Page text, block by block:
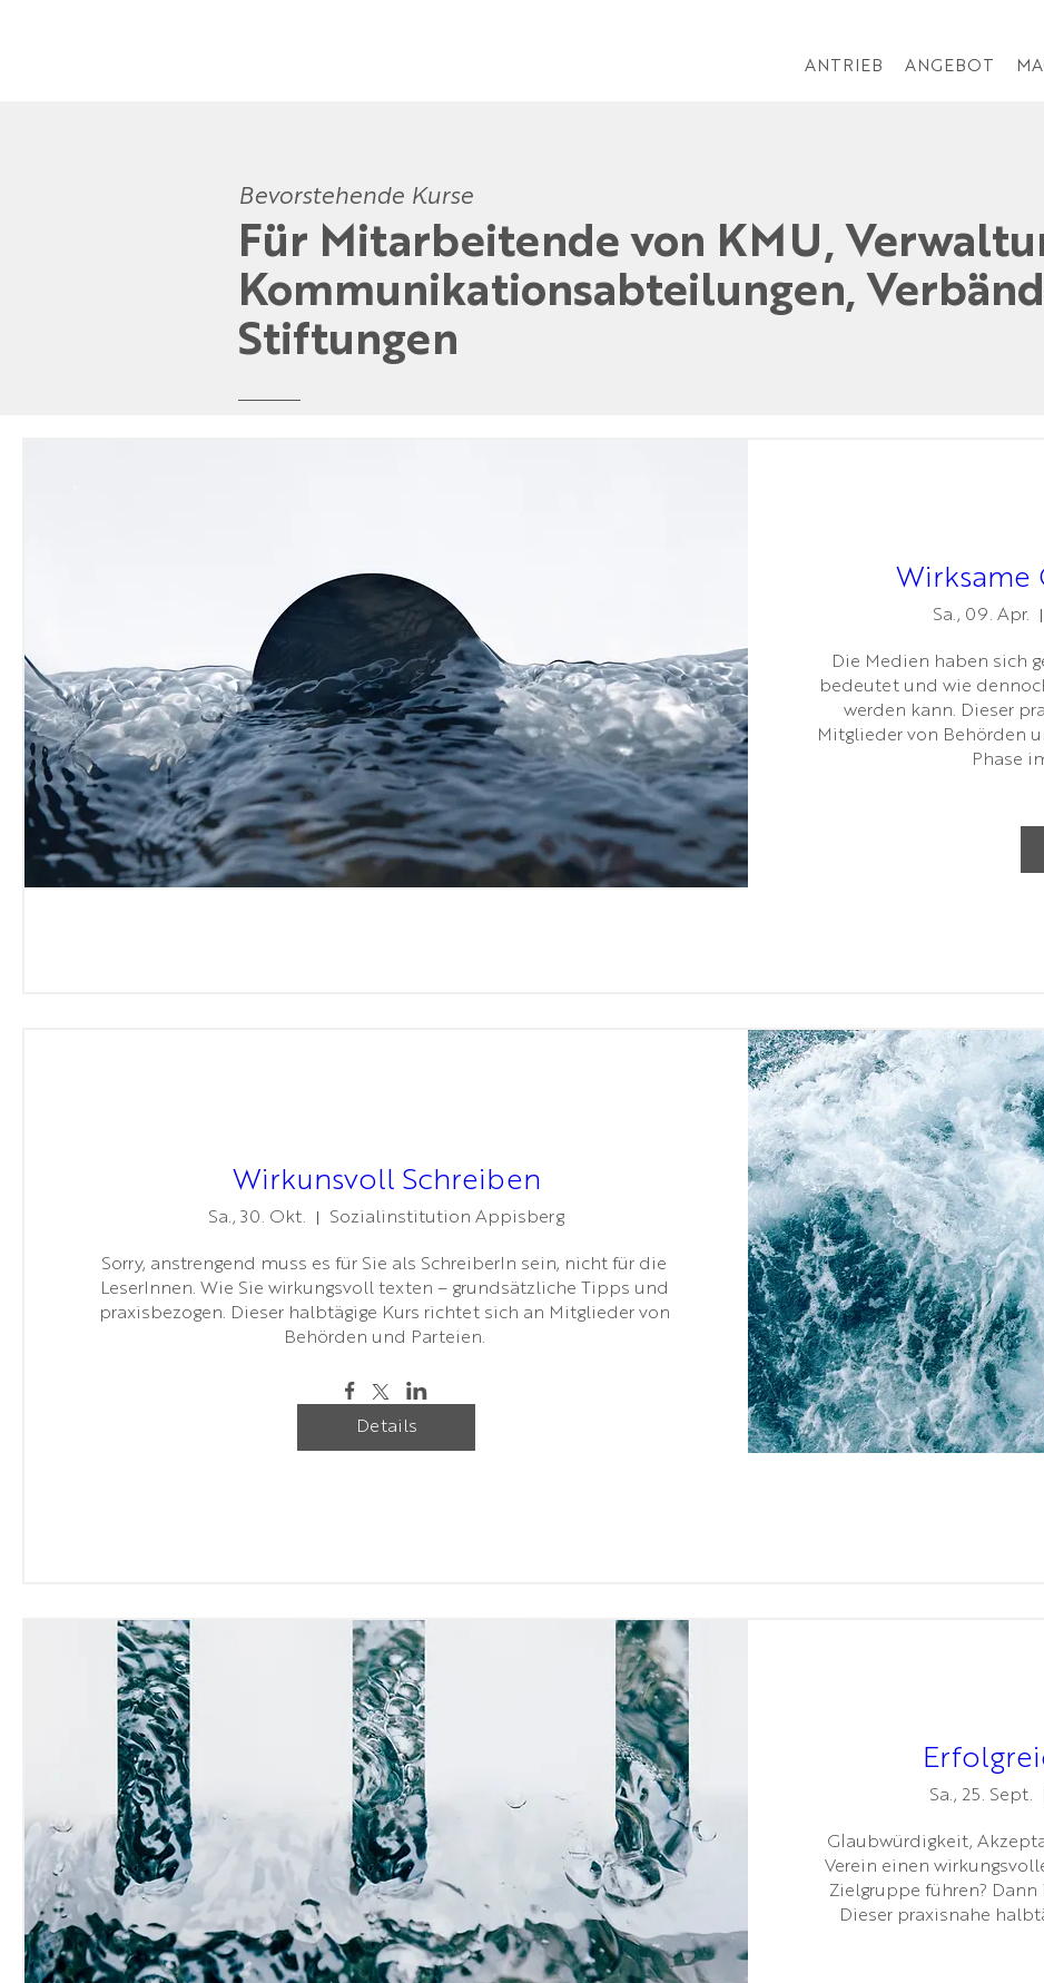
ANTRIEB ANGEBOT
Bevorstehende Kurse
Für Mitarbeitende von KMU,
Kommunikationsabteilungen,
Stiftungen
Sa., 09. Apr.
Die Medien haben sich
bedeutet und wie
werden kann. Dieser
Mitglieder von Behörden
Phase
Wirkunsvoll Schreiben
Sa., 30. Okt. Sozialinstitution Appisberg
Sorry, anstrengend muss es für Sie als SchreiberIn sein, nicht für die
LeserInnen. Wie Sie wirkungsvoll texten – grundsätzliche Tipps und
praxisbezogen. Dieser halbtägige Kurs richtet sich an Mitglieder von
Behörden und Parteien.
Details
Sa., 25. Sept.
Glaubwürdigkeit,
Verein einen
Zielgruppe führen? Dann
Dieser praxisnahe